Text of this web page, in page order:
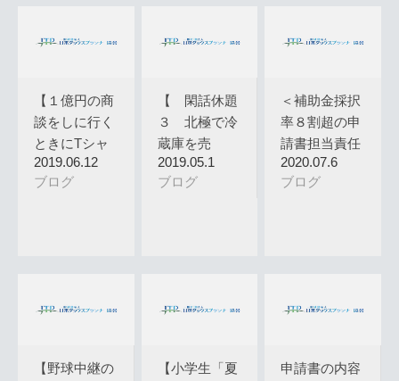
【１億円の商
談をしに行く
ときにTシャ
ツと短パン…
2019.06.12
ブログ
【 閑話休題
３ 北極で冷
蔵庫を売
る・・・？営
業…
2019.05.1
ブログ
＜補助金採択
率８割超の申
請書担当責任
編集＞【採…
2020.07.6
ブログ
【野球中継の
【小学生「夏
申請書の内容